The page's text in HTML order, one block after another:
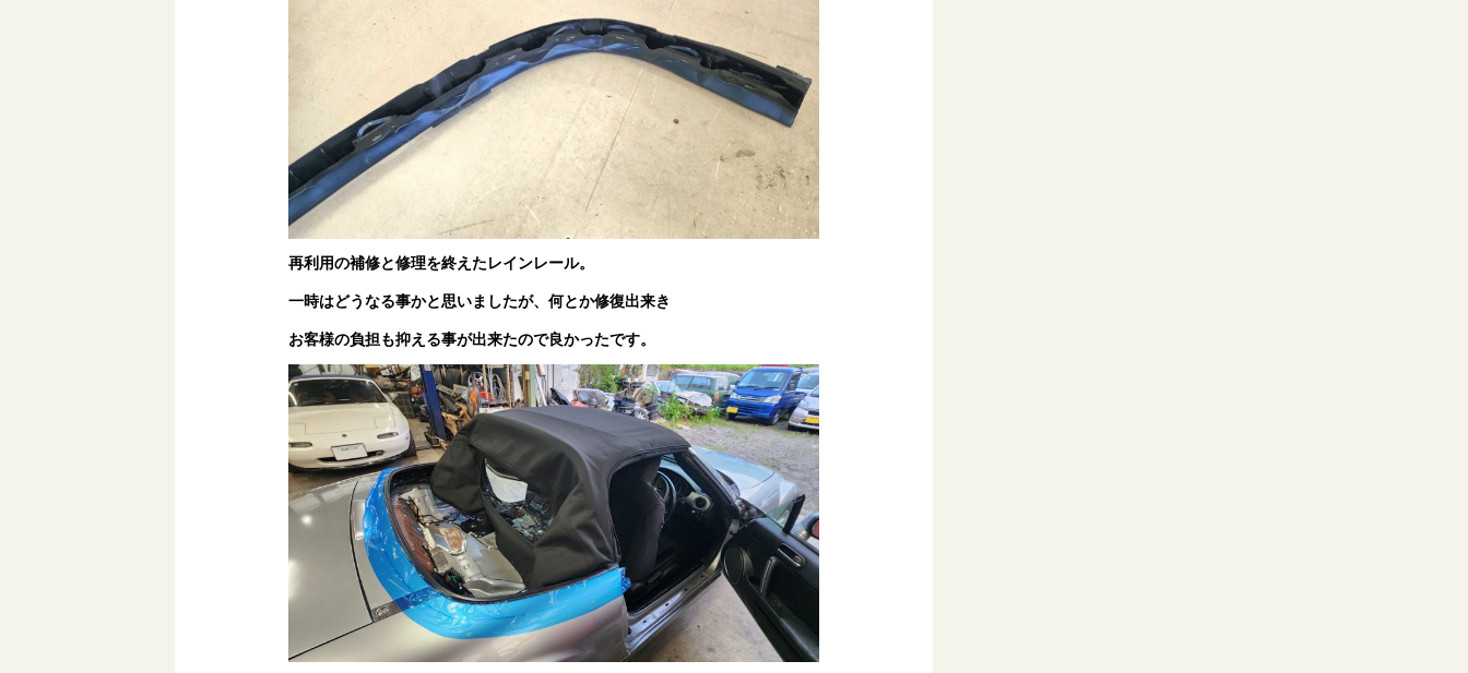
再利用の補修と修理を終えたレインレール。
一時はどうなる事かと思いましたが、何とか修復出来き
お客様の負担も抑える事が出来たので良かったです。